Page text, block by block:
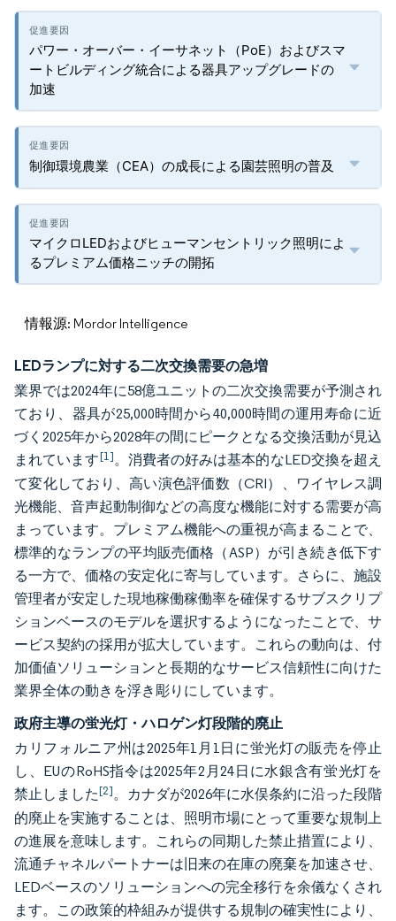
パワー・オーバー・イーサネット（PoE）およびスマ
ートビルディング統合による器具アップグレードの
加速
制御環境農業（CEA）の成長による園芸照明の普及
マイクロLEDおよびヒューマンセントリック照明によ
るプレミアム価格ニッチの開拓
情報源: Mordor Intelligence
LEDランプに対する二次交換需要の急増
業界では2024年に58億ユニットの二次交換需要が予測され
ており、器具が25,000時間から40,000時間の運用寿命に近
づく2025年から2028年の間にピークとなる交換活動が見込
まれています[1]。消費者の好みは基本的なLED交換を超え
て変化しており、高い演色評価数（CRI）、ワイヤレス調
光機能、音声起動制御などの高度な機能に対する需要が高
まっています。プレミアム機能への重視が高まることで、
標準的なランプの平均販売価格（ASP）が引き続き低下す
る一方で、価格の安定化に寄与しています。さらに、施設
管理者が安定した現地稼働稼働率を確保するサブスクリプ
ションベースのモデルを選択するようになったことで、サ
ービス契約の採用が拡大しています。これらの動向は、付
加価値ソリューションと長期的なサービス信頼性に向けた
業界全体の動きを浮き彫りにしています。
政府主導の蛍光灯・ハロゲン灯段階的廃止
カリフォルニア州は2025年1月1日に蛍光灯の販売を停止
し、EUのRoHS指令は2025年2月24日に水銀含有蛍光灯を
禁止しました[2]。カナダが2026年に水俣条約に沿った段階
的廃止を実施することは、照明市場にとって重要な規制上
の進展を意味します。これらの同期した禁止措置により、
流通チャネルパートナーは旧来の在庫の廃棄を加速させ、
LEDベースのソリューションへの完全移行を余儀なくされ
ます。この政策的枠組みが提供する規制の確実性により、